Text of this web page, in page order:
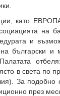
като
на
и
български и
в света по
За подобно
през